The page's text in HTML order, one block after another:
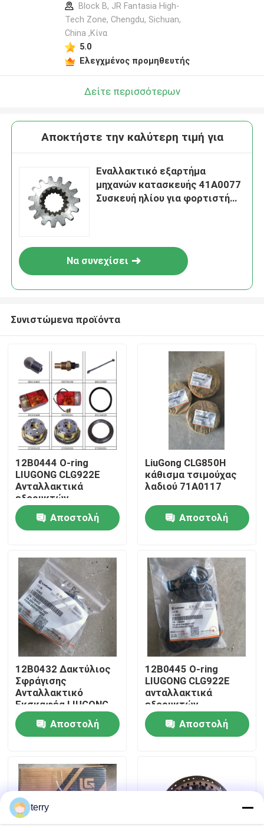
Αρχική Σελίδα
Προϊόντα
Σχετικά με εμάς
Γύρος εργοστασίων
Ποιοτικός έλεγχος
επαφή
Νέα
Ανταλλακτικά Liugong
Ανταλλακτικά Cummins
Block B, JR Fantasia High-
Tech Zone, Chengdu, Sichuan,
China ,Κίνα
5.0
Ελεγχμένος προμηθευτής
Δείτε περισσότερων
Αποκτήστε την καλύτερη τιμή για
Εναλλακτικό εξαρτήμα
μηχανών κατασκευής 41Α0077
Συσκευή ηλίου για φορτιστή
Να συνεχίσει
Συνιστώμενα προϊόντα
12Β0444 Ο-ring
LIUGONG CLG922E
Ανταλλακτικά
εξορυκτών
Αποστολή
LiuGong CLG850H
κάθισμα τσιμούχας
λαδιού 71A0117
Αποστολή
12B0432 Δακτύλιος
Σφράγισης
Ανταλλακτικό
Εκσκαφέα LIUGONG
CLG922E
Αποστολή
12Β0445 Ο-ring
LIUGONG CLG922E
ανταλλακτικά
εξορυκτών
Αποστολή
terry